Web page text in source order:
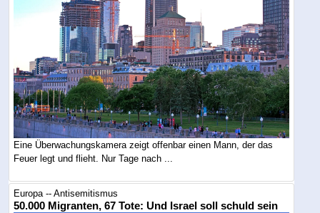
Eine Überwachungskamera zeigt offenbar einen Mann, der das
Feuer legt und flieht. Nur Tage nach ...
Europa -- Antisemitismus
50.000 Migranten, 67 Tote: Und Israel soll schuld sein